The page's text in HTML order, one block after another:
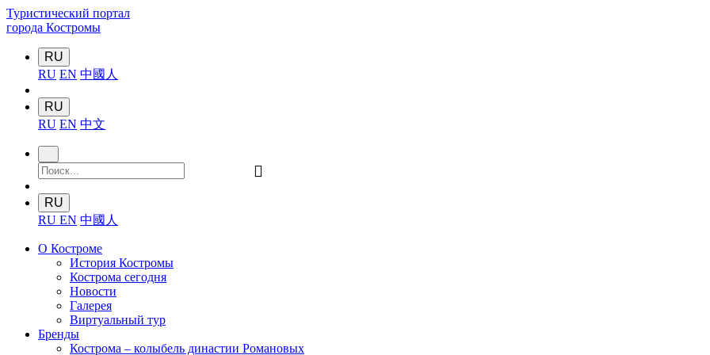
Туристический портал
города Костромы
RU
RU EN 中國人
RU
RU EN 中文
󰍉
RU
RU EN 中國人
О Костроме
История Костромы
Кострома сегодня
Новости
Галерея
Виртуальный тур
Бренды
Кострома – колыбель династии Романовых